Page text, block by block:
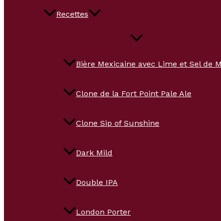
Recettes
Bière Mexicaine avec Lime et Sel de
Clone de la Fort Point Pale Ale
Clone Sip of Sunshine
Dark Mild
Double IPA
London Porter